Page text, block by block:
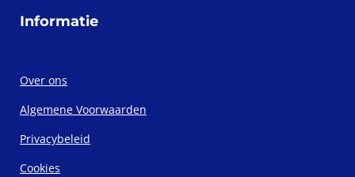
Informatie
Over ons
Algemene Voorwaarden
Privacybeleid
Cookies